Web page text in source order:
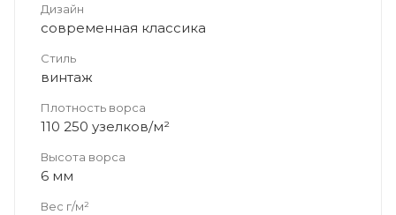
Дизайн
современная классика
Стиль
винтаж
Плотность ворса
110 250 узелков/м²
Высота ворса
6 мм
Вес г/м²